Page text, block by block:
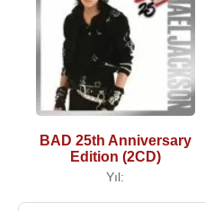
BAD 25th Anniversary
Edition (2CD)
Yıl: